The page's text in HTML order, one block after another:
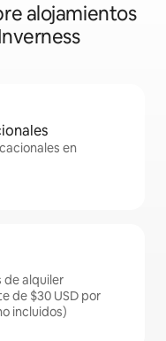
alojamientos
en
de alquiler
de $30 USD por
incluidos)